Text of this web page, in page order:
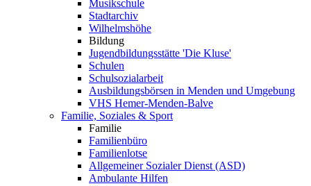
Musikschule
Stadtarchiv
Wilhelmshöhe
Bildung
Jugendbildungsstätte 'Die Kluse'
Schulen
Schulsozialarbeit
Ausbildungsbörsen in Menden und Umgebung
VHS Hemer-Menden-Balve
Familie, Soziales & Sport
Familie
Familienbüro
Familienlotse
Allgemeiner Sozialer Dienst (ASD)
Ambulante Hilfen